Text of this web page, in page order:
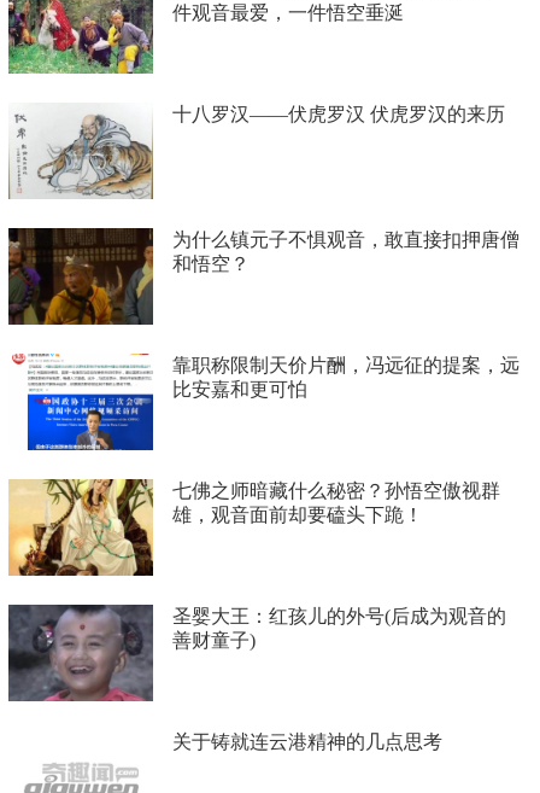
件观音最爱，一件悟空垂涎
十八罗汉——伏虎罗汉 伏虎罗汉的来历
为什么镇元子不惧观音，敢直接扣押唐僧
和悟空？
靠职称限制天价片酬，冯远征的提案，远
比安嘉和更可怕
七佛之师暗藏什么秘密？孙悟空傲视群
雄，观音面前却要磕头下跪！
圣婴大王：红孩儿的外号(后成为观音的
善财童子)
关于铸就连云港精神的几点思考